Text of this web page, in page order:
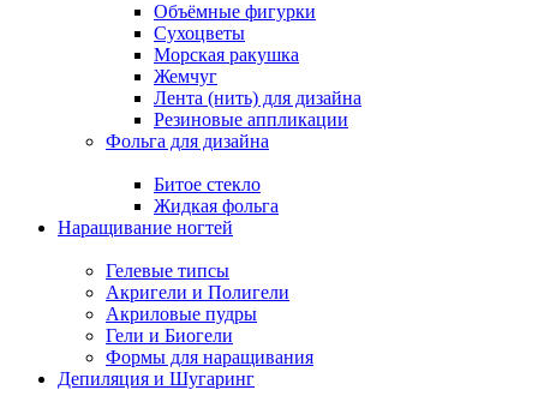
Объёмные фигурки
Сухоцветы
Морская ракушка
Жемчуг
Лента (нить) для дизайна
Резиновые аппликации
Фольга для дизайна
Битое стекло
Жидкая фольга
Наращивание ногтей
Гелевые типсы
Акригели и Полигели
Акриловые пудры
Гели и Биогели
Формы для наращивания
Депиляция и Шугаринг